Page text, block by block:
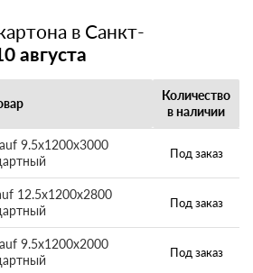
в Санкт-
августа
Количество
в наличии
9.5x1200x3000
Под заказ
12.5x1200x2800
Под заказ
9.5x1200x2000
Под заказ